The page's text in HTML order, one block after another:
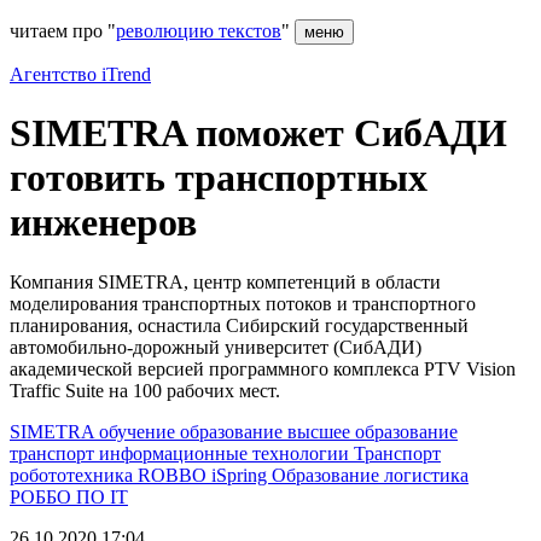
читаем про "революцию текстов" меню
Агентство iTrend
SIMETRA поможет СибАДИ
готовить транспортных
инженеров
Компания SIMETRA, центр компетенций в области
моделирования транспортных потоков и транспортного
планирования, оснастила Сибирский государственный
автомобильно-дорожный университет (СибАДИ)
академической версией программного комплекса PTV Vision
Traffic Suite на 100 рабочих мест.
SIMETRA обучение образование высшее образование
транспорт информационные технологии Транспорт
робототехника ROBBO iSpring Образование логистика
РОББО ПО IT